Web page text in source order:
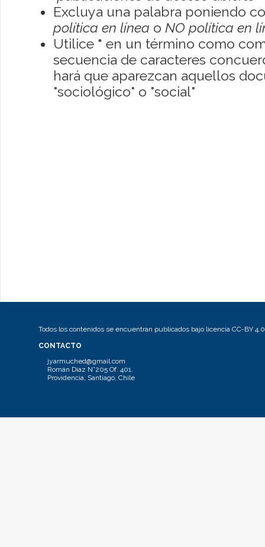
Excluya una palabra poniendo
política en línea o NO política en
Utilice * en un término como
secuencia de caracteres
hará que aparezcan aquellos
"sociológico" o "social"
Todos los contenidos se encuentran publicados bajo licencia CC-BY 4.0
CONTACTO
jyarmuched@gmail.com
Román Díaz N°205 Of. 401.
Providencia, Santiago, Chile